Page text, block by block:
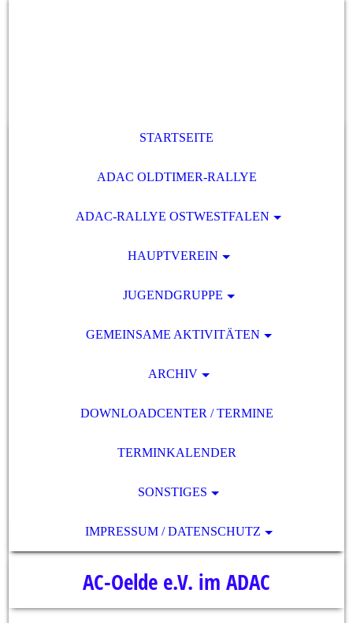
STARTSEITE
ADAC OLDTIMER-RALLYE
ADAC-RALLYE OSTWESTFALEN
HAUPTVEREIN
JUGENDGRUPPE
GEMEINSAME AKTIVITÄTEN
ARCHIV
DOWNLOADCENTER / TERMINE
TERMINKALENDER
SONSTIGES
IMPRESSUM / DATENSCHUTZ
AC-Oelde e.V. im ADAC